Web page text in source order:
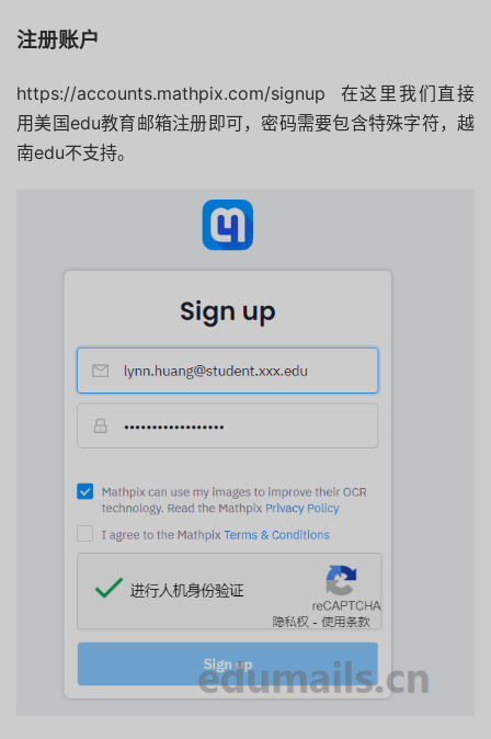
注册账户
https://accounts.mathpix.com/signup 在这里我们直接
用美国edu教育邮箱注册即可，密码需要包含特殊字符，越
南edu不支持。